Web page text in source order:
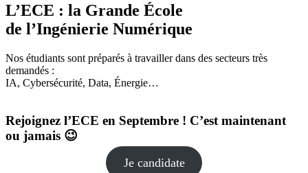
L’ECE : la Grande École
de l’Ingénierie Numérique
Nos étudiants sont préparés à travailler dans des secteurs très
demandés :
IA, Cybersécurité, Data, Énergie…
Rejoignez l’ECE en Septembre ! C’est maintenant
ou jamais 😉
Je candidate